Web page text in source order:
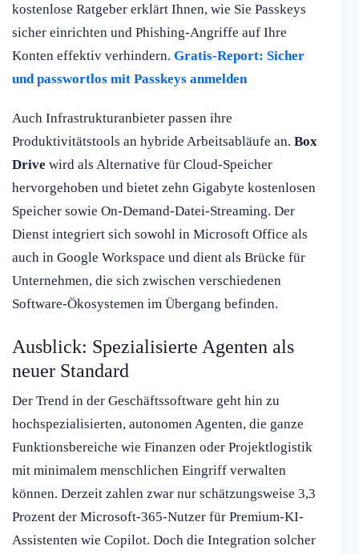
kostenlose Ratgeber erklärt Ihnen, wie Sie Passkeys
sicher einrichten und Phishing-Angriffe auf Ihre
Konten effektiv verhindern. Gratis-Report: Sicher
und passwortlos mit Passkeys anmelden
Auch Infrastrukturanbieter passen ihre
Produktivitätstools an hybride Arbeitsabläufe an. Box
Drive wird als Alternative für Cloud-Speicher
hervorgehoben und bietet zehn Gigabyte kostenlosen
Speicher sowie On-Demand-Datei-Streaming. Der
Dienst integriert sich sowohl in Microsoft Office als
auch in Google Workspace und dient als Brücke für
Unternehmen, die sich zwischen verschiedenen
Software-Ökosystemen im Übergang befinden.
Ausblick: Spezialisierte Agenten als
neuer Standard
Der Trend in der Geschäftssoftware geht hin zu
hochspezialisierten, autonomen Agenten, die ganze
Funktionsbereiche wie Finanzen oder Projektlogistik
mit minimalem menschlichen Eingriff verwalten
können. Derzeit zahlen zwar nur schätzungsweise 3,3
Prozent der Microsoft-365-Nutzer für Premium-KI-
Assistenten wie Copilot. Doch die Integration solcher